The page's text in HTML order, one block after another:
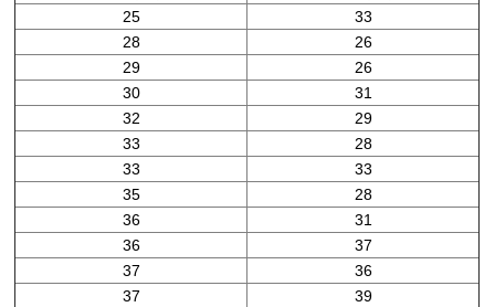
25
33
28
26
29
26
30
31
32
29
33
28
33
33
35
28
36
31
36
37
37
36
37
39